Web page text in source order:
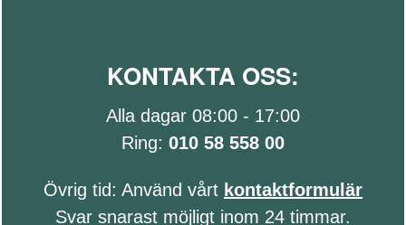
KONTAKTA OSS:
Alla dagar 08:00 - 17:00
Ring: 010 58 558 00
Övrig tid: Använd vårt kontaktformulär
Svar snarast möjligt inom 24 timmar.